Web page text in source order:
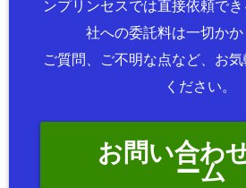
ンプリンセスでは直接依頼で
社への委託料は一切かか
ご質問、ご不明な点など、お
ください。
お問い合わ
ーム